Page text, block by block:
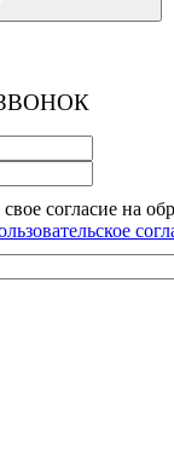
согласие на